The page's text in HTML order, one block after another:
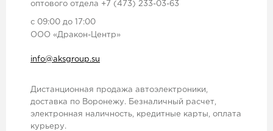
оптового отдела +7 (473) 233-03-63
c 09:00 до 17:00
ООО «Дракон-Центр»
info@aksgroup.su
Дистанционная продажа автоэлектроники,
доставка по Воронежу. Безналичный расчет,
электронная наличность, кредитные карты, оплата
курьеру.